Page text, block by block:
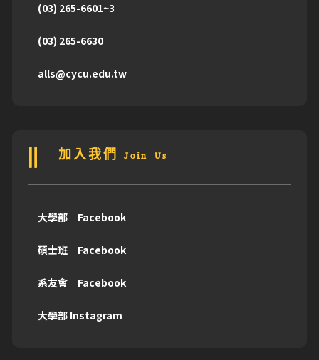
(03) 265-6601~3
(03) 265-6630
alls@cycu.edu.tw
加入我們 Join Us
大學部｜Facebook
碩士班｜Facebook
系友會｜Facebook
大學部 Instagram